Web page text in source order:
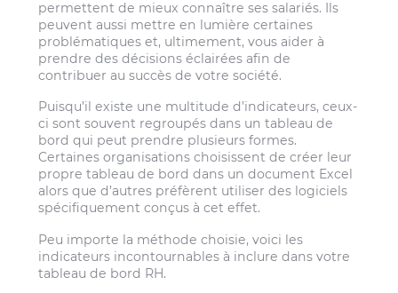
permettent de mieux connaître ses salariés. Ils
peuvent aussi mettre en lumière certaines
problématiques et, ultimement, vous aider à
prendre des décisions éclairées afin de
contribuer au succès de votre société.
Puisqu’il existe une multitude d’indicateurs, ceux-
ci sont souvent regroupés dans un tableau de
bord qui peut prendre plusieurs formes.
Certaines organisations choisissent de créer leur
propre tableau de bord dans un document Excel
alors que d’autres préfèrent utiliser des logiciels
spécifiquement conçus à cet effet.
Peu importe la méthode choisie, voici les
indicateurs incontournables à inclure dans votre
tableau de bord RH.